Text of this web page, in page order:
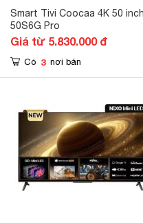
Smart Tivi Coocaa 4K 50
50S6G Pro
Giá từ 5.830.000 đ
Có 3 nơi bán